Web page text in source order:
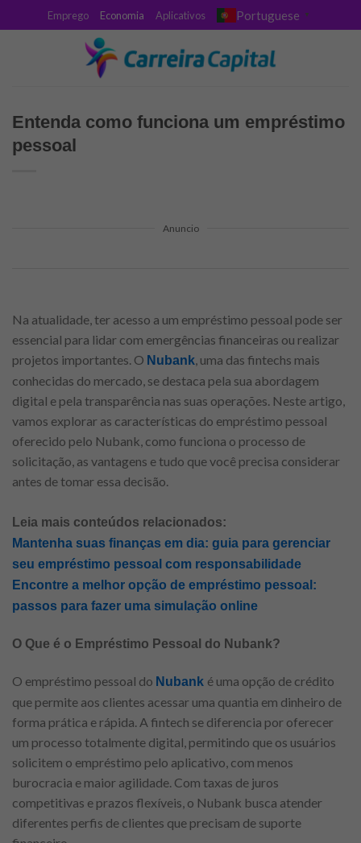
to
Emprego Economia Aplicativos Portuguese ▼
Entenda como funciona um empréstimo
pessoal
Anuncio
Na atualidade, ter acesso a um empréstimo pessoal pode ser
essencial para lidar com emergências financeiras ou realizar
projetos importantes. O Nubank, uma das fintechs mais
conhecidas do mercado, se destaca pela sua abordagem
digital e pela transparência nas suas operações. Neste artigo,
vamos explorar as características do empréstimo pessoal
oferecido pelo Nubank, como funciona o processo de
solicitação, as vantagens e tudo que você precisa considerar
antes de tomar essa decisão.
Leia mais conteúdos relacionados:
Mantenha suas finanças em dia: guia para gerenciar
seu empréstimo pessoal com responsabilidade
Encontre a melhor opção de empréstimo pessoal:
passos para fazer uma simulação online
O Que é o Empréstimo Pessoal do Nubank?
O empréstimo pessoal do Nubank é uma opção de crédito
que permite aos clientes acessar uma quantia em dinheiro de
forma prática e rápida. A fintech se diferencia por oferecer
um processo totalmente digital, permitindo que os usuários
solicitem o empréstimo pelo aplicativo, com menos
burocracia e maior agilidade. Com taxas de juros
competitivas e prazos flexíveis, o Nubank busca atender
diferentes perfis de clientes que precisam de suporte